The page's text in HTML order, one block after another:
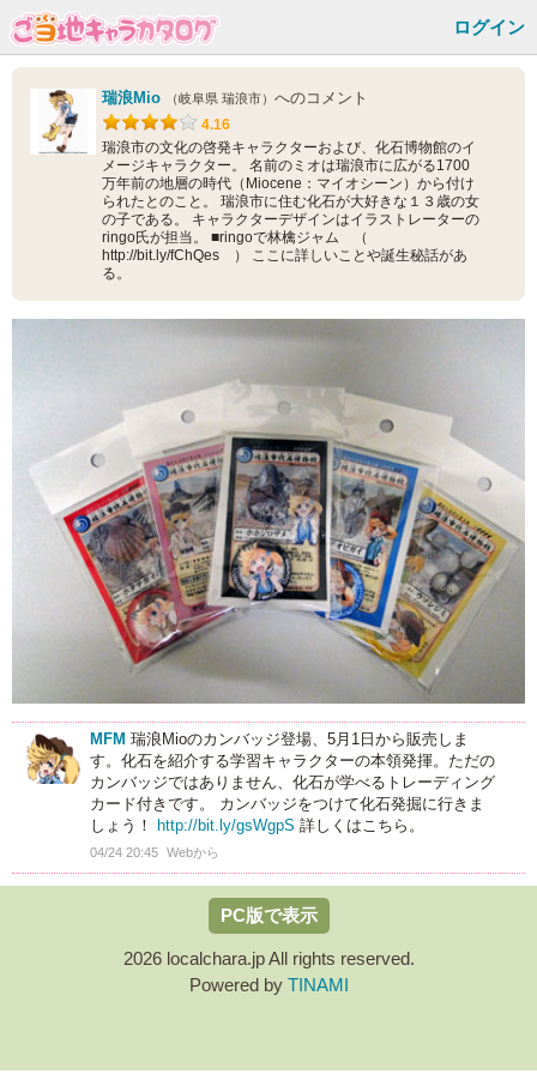
ログイン
瑞浪Mio （岐阜県 瑞浪市） へのコメント
4.16
瑞浪市の文化の啓発キャラクターおよび、化石博物館のイ
メージキャラクター。 名前のミオは瑞浪市に広がる1700
万年前の地層の時代（Miocene：マイオシーン）から付け
られたとのこと。 瑞浪市に住む化石が大好きな１３歳の女
の子である。 キャラクターデザインはイラストレーターの
ringo氏が担当。 ■ringoで林檎ジャム （
http://bit.ly/fChQes ） ここに詳しいことや誕生秘話があ
る。
MFM 瑞浪Mioのカンバッジ登場、5月1日から販売しま
す。化石を紹介する学習キャラクターの本領発揮。ただの
カンバッジではありません、化石が学べるトレーディング
カード付きです。 カンバッジをつけて化石発掘に行きま
しょう！
http://bit.ly/gsWgpS 詳しくはこちら。
04/24 20:45 Webから
PC版で表示
2026 localchara.jp All rights reserved.
Powered by TINAMI